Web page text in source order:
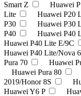
Smart Z Huawei
Lite
Huawei P20
P30
Huawei P30
P40
Huawei P40
Huawei P40 Lite E/9C
Huawei P40 Lite/Nova
Pura 70
Huawei
Huawei Pura 80
2019/Honor 8S
Huawei Y6 P